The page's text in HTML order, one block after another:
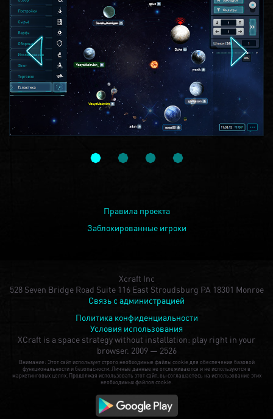
Правила проекта
Заблокированные игроки
Xcraft Inc
528 Seven Bridge Road Suite 116 East Stroudsburg PA 18301 Monroe
Связь с администрацией
Политика конфиденциальности
Условия использования
XCraft is a space strategy without installation: play right in your
browser. 2009 — 2526
Внимание: Этот сайт использует строго необходимые файлы cookie для обеспечения базовой
функциональности и безопасности. Личные данные не отслеживаются и не используются в
маркетинговых целях. Продолжая использовать этот сайт, вы соглашаетесь на использование этих
необходимых файлов cookie.